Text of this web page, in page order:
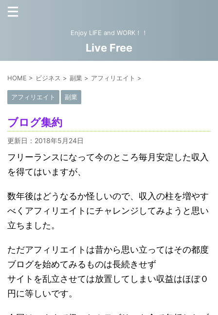
Enjoy LIFE and WORK！！
Live Free
HOME > ビジネス > 副業 > アフィリエイト >
アフィリエイト 副業
ブログ集約
更新日： 2018年5月24日
フリーランスになって今のところ毎月安定した収入
を得てはいますが、
数年後はどうなるか怪しいので、収入の柱を増やす
べくアフィリエイトにチャレンジしてみようと思い
立ちました。
ただアフィリエイトは昔から思い立ってはその都度
ブログを始めてみるものは長続きせず
サイトを乱立させては放置してしまい収益はほぼ０
円に等しいです。